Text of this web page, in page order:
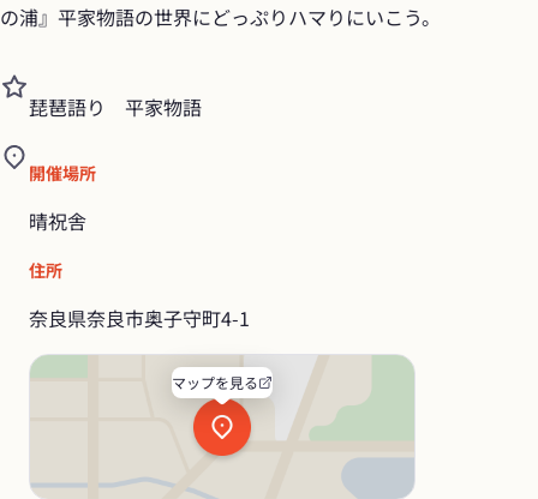
の浦』平家物語の世界にどっぷりハマりにいこう。
琵琶語り　平家物語
開催場所
晴祝舎
住所
奈良県奈良市奥子守町4-1
マップを見る